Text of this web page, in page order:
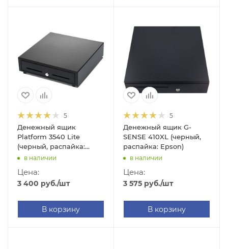
5
Денежный ящик
Platform 3540 Lite
(черный, распайка:
Epson)
в наличии
Цена:
3 400 руб./шт
В корзину
5
Денежный ящик G-
SENSE 410XL (черный,
распайка: Epson)
в наличии
Цена:
3 575 руб./шт
В корзину